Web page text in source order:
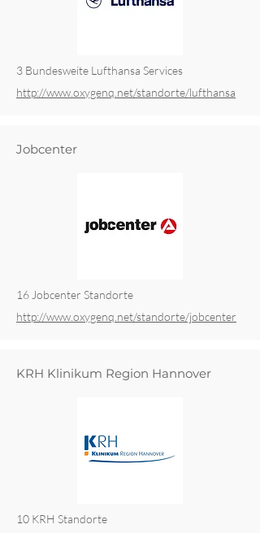
3 Bundesweite Lufthansa Services
http://www.oxygenq.net/standorte/lufthansa
Jobcenter
16 Jobcenter Standorte
http://www.oxygenq.net/standorte/jobcenter
KRH Klinikum Region Hannover
10 KRH Standorte